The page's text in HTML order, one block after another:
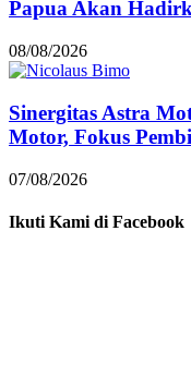
Papua Akan
08/08/2026
Sinergitas Astra
Motor, Fokus
07/08/2026
Ikuti Kami di Facebook